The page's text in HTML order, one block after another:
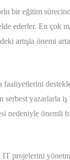
bir eğitim
ederler. En çok
artışla önemi
faaliyetlerini
yazarlarla iş
nedeniyle önemli
IT projelerini